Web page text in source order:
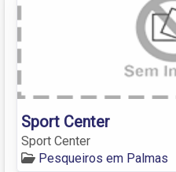
Sport Center
Sport Center
Pesqueiros em Palmas